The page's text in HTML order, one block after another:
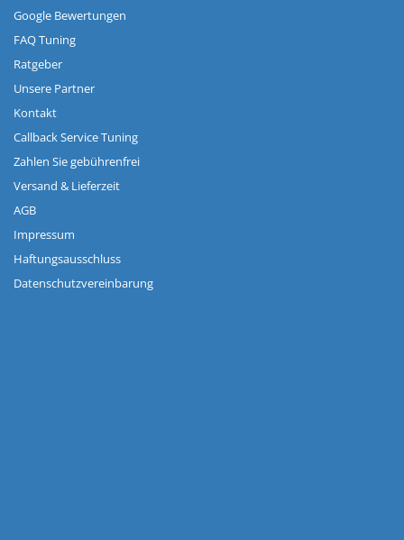
Google Bewertungen
FAQ Tuning
Ratgeber
Unsere Partner
Kontakt
Callback Service Tuning
Zahlen Sie gebührenfrei
Versand & Lieferzeit
AGB
Impressum
Haftungsausschluss
Datenschutzvereinbarung